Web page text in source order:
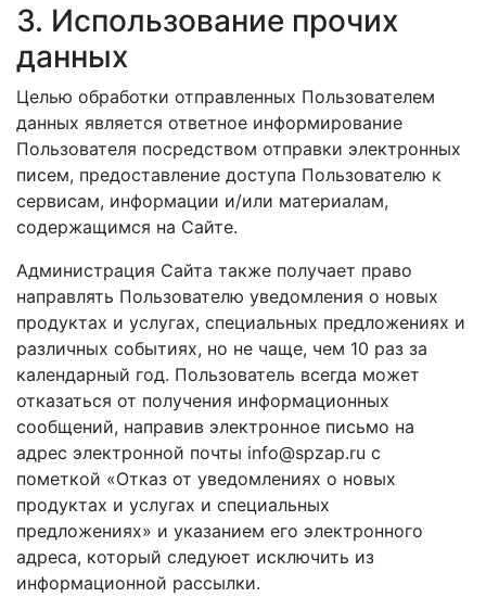
3. Использование прочих
данных
Целью обработки отправленных Пользователем
данных является ответное информирование
Пользователя посредством отправки электронных
писем, предоставление доступа Пользователю к
сервисам, информации и/или материалам,
содержащимся на Сайте.
Администрация Сайта также получает право
направлять Пользователю уведомления о новых
продуктах и услугах, специальных предложениях и
различных событиях, но не чаще, чем 10 раз за
календарный год. Пользователь всегда может
отказаться от получения информационных
сообщений, направив электронное письмо на
адрес электронной почты info@spzap.ru с
пометкой «Отказ от уведомлениях о новых
продуктах и услугах и специальных
предложениях» и указанием его электронного
адреса, который следуюет исключить из
информационной рассылки.